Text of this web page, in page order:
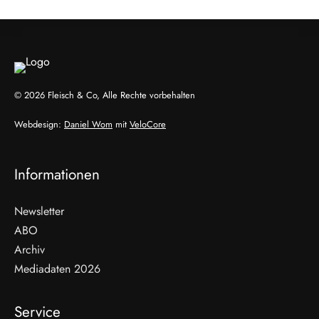
© 2026 Fleisch & Co, Alle Rechte vorbehalten
Webdesign: Daniel Wom mit VeloCore
Informationen
Newsletter
ABO
Archiv
Mediadaten 2026
Service